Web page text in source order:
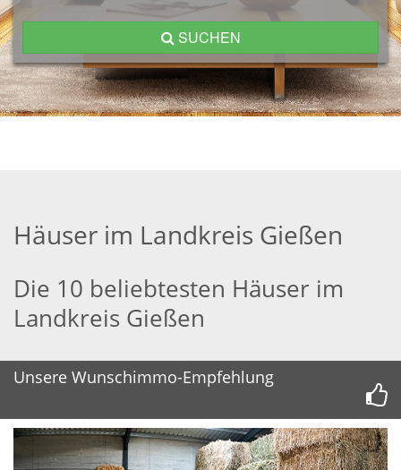
SUCHEN
Häuser im Landkreis Gießen
Die 10 beliebtesten Häuser im
Landkreis Gießen
Unsere Wunschimmo-Empfehlung